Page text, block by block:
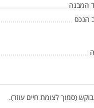
המבנה
הנכס
(סמוך לצומת חיים עוזר).